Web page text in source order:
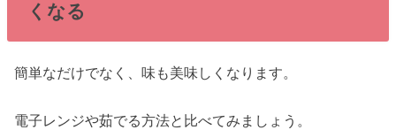
くなる
簡単なだけでなく、味も美味しくなります。
電子レンジや茹でる方法と比べてみましょう。